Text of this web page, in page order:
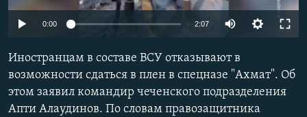
РАСПИСАНИЕ ВЕЩАНИЯ
ПОДПИШИТЕСЬ НА РАССЫЛКУ
СОЦИАЛЬНЫЕ СЕТИ
240p 480p
0:00 2:07
480p
Иностранцам в составе ВСУ отказывают в
возможности сдаться в плен в спецназе "Ахмат". Об
этом заявил командир чеченского подразделения
Апти Алаудинов. По словам правозащитника